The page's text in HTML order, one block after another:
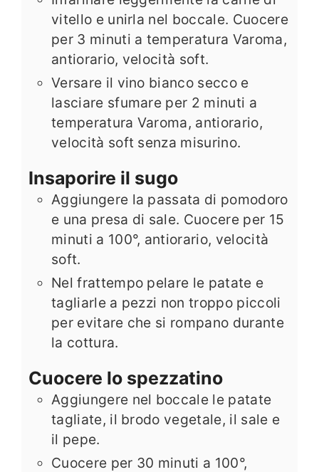
vitello e unirla nel boccale. Cuocere
per 3 minuti a temperatura Varoma,
antiorario, velocità soft.
Versare il vino bianco secco e
lasciare sfumare per 2 minuti a
temperatura Varoma, antiorario,
velocità soft senza misurino.
Insaporire il sugo
Aggiungere la passata di pomodoro
e una presa di sale. Cuocere per 15
minuti a 100°, antiorario, velocità
soft.
Nel frattempo pelare le patate e
tagliarle a pezzi non troppo piccoli
per evitare che si rompano durante
la cottura.
Cuocere lo spezzatino
Aggiungere nel boccale le patate
tagliate, il brodo vegetale, il sale e
il pepe.
Cuocere per 30 minuti a 100°,